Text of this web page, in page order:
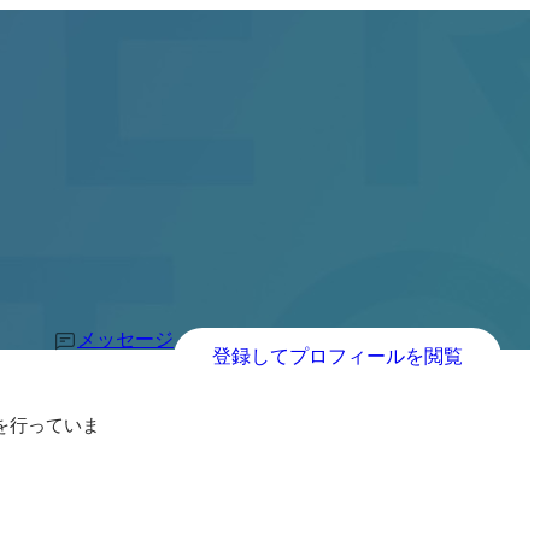
メッセージ
登録してプロフィールを閲覧
行っていま